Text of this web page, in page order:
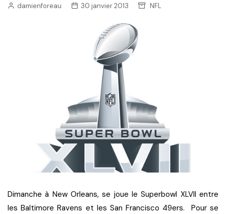
damienforeau 30 janvier 2013 NFL
Dimanche à New Orleans, se joue le Superbowl XLVII entre
les Baltimore Ravens et les San Francisco 49ers. Pour se